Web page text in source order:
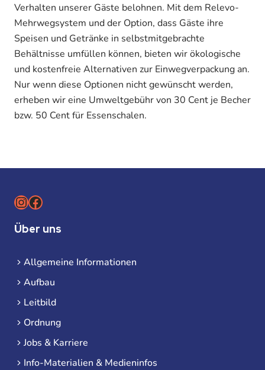
Verhalten unserer Gäste belohnen. Mit dem Relevo-
Mehrwegsystem und der Option, dass Gäste ihre
Speisen und Getränke in selbstmitgebrachte
Behältnisse umfüllen können, bieten wir ökologische
und kostenfreie Alternativen zur Einwegverpackung an.
Nur wenn diese Optionen nicht gewünscht werden,
erheben wir eine Umweltgebühr von 30 Cent je Becher
bzw. 50 Cent für Essenschalen.
Instagram
Facebook
Über uns
Allgemeine Informationen
Aufbau
Leitbild
Ordnung
Jobs & Karriere
Info-Materialien & Medieninfos